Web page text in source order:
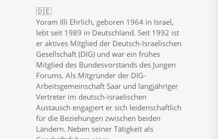
🇩🇪
Yoram Illi Ehrlich, geboren 1964 in Israel,
lebt seit 1989 in Deutschland. Seit 1992 ist
er aktives Mitglied der Deutsch-Israelischen
Gesellschaft (DIG) und war ein frühes
Mitglied des Bundesvorstands des Jungen
Forums. Als Mitgründer der DIG-
Arbeitsgemeinschaft Saar und langjähriger
Vertreter im deutsch-israelischen
Austausch engagiert er sich leidenschaftlich
für die Beziehungen zwischen beiden
Ländern. Neben seiner Tätigkeit als